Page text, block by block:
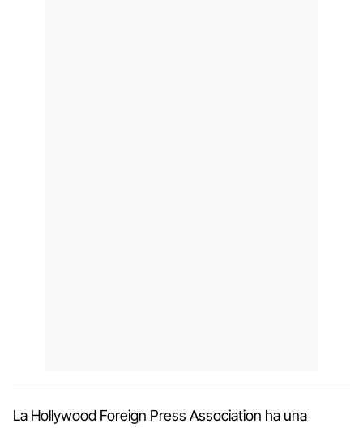
La Hollywood Foreign Press Association ha una